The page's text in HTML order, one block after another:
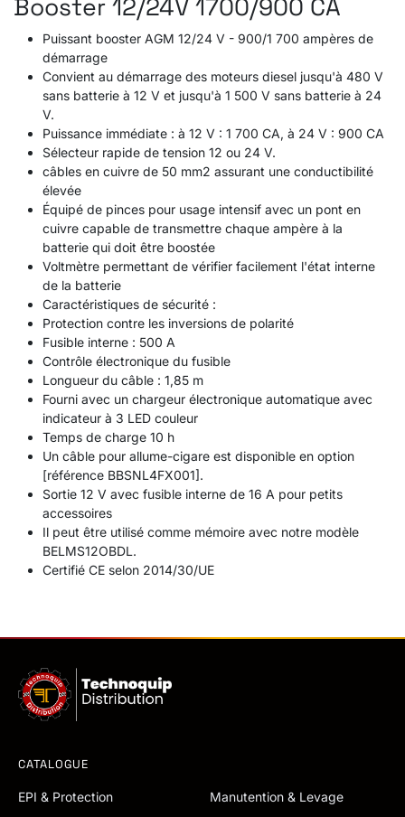
Booster 12/24V 1700/900 CA
Puissant booster AGM 12/24 V - 900/1 700 ampères de
démarrage
Convient au démarrage des moteurs diesel jusqu'à 480 V
sans batterie à 12 V et jusqu'à 1 500 V sans batterie à 24
V.
Puissance immédiate : à 12 V : 1 700 CA, à 24 V : 900 CA
Sélecteur rapide de tension 12 ou 24 V.
câbles en cuivre de 50 mm2 assurant une conductibilité
élevée
Équipé de pinces pour usage intensif avec un pont en
cuivre capable de transmettre chaque ampère à la
batterie qui doit être boostée
Voltmètre permettant de vérifier facilement l'état interne
de la batterie
Caractéristiques de sécurité :
Protection contre les inversions de polarité
Fusible interne : 500 A
Contrôle électronique du fusible
Longueur du câble : 1,85 m
Fourni avec un chargeur électronique automatique avec
indicateur à 3 LED couleur
Temps de charge 10 h
Un câble pour allume-cigare est disponible en option
[référence BBSNL4FX001].
Sortie 12 V avec fusible interne de 16 A pour petits
accessoires
Il peut être utilisé comme mémoire avec notre modèle
BELMS12OBDL.
Certifié CE selon 2014/30/UE
CATALOGUE
EPI & Protection
Manutention & Levage